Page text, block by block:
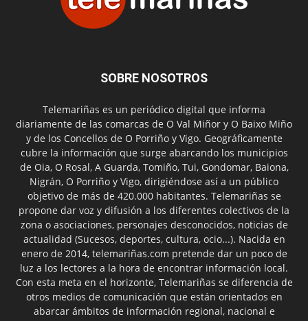
SOBRE NOSOTROS
Telemariñas es un periódico digital que informa
diariamente de las comarcas de O Val Miñor y O Baixo Miño
y de los Concellos de O Porriño y Vigo. Geográficamente
cubre la información que surge abarcando los municipios
de Oia, O Rosal, A Guarda, Tomiño, Tui, Gondomar, Baiona,
Nigrán, O Porriño y Vigo, dirigiéndose así a un público
objetivo de más de 420.000 habitantes. Telemariñas se
propone dar voz y difusión a los diferentes colectivos de la
zona o asociaciones, personajes desconocidos, noticias de
actualidad (Sucesos, deportes, cultura, ocio...). Nacida en
enero de 2014, telemariñas.com pretende dar un poco de
luz a los lectores a la hora de encontrar información local.
Con esta meta en el horizonte, Telemariñas se diferencia de
otros medios de comunicación que están orientados en
abarcar ámbitos de información regional, nacional e